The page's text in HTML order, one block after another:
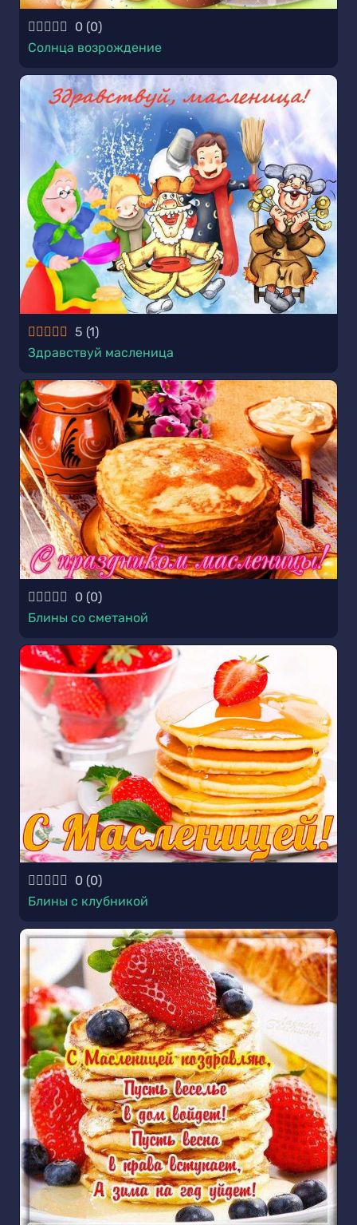
0 (0)
Солнца возрождение
5 (1)
Здравствуй масленица
0 (0)
Блины со сметаной
0 (0)
Блины с клубникой